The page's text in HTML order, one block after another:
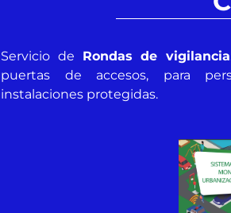
Servicio de Rondas de vigilancia
puertas de accesos, para
instalaciones protegidas.